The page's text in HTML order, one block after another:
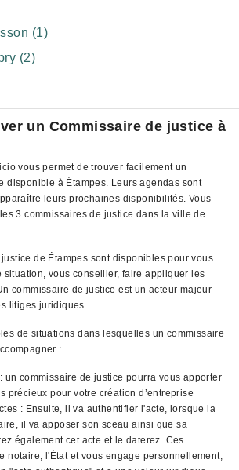
(1)
(2)
un Commissaire de justice à
vous permet de trouver facilement un
disponible à Étampes. Leurs agendas sont
leurs prochaines disponibilités. Vous
3 commissaires de justice dans la ville de
de Étampes sont disponibles pour vous
situation, vous conseiller, faire appliquer les
commissaire de justice est un acteur majeur
litiges juridiques.
de situations dans lesquelles un commissaire
:
un commissaire de justice pourra vous apporter
précieux pour votre création d’entreprise
: Ensuite, il va authentifier l'acte, lorsque la
il va apposer son sceau ainsi que sa
également cet acte et le daterez. Ces
notaire, l'État et vous engage personnellement,